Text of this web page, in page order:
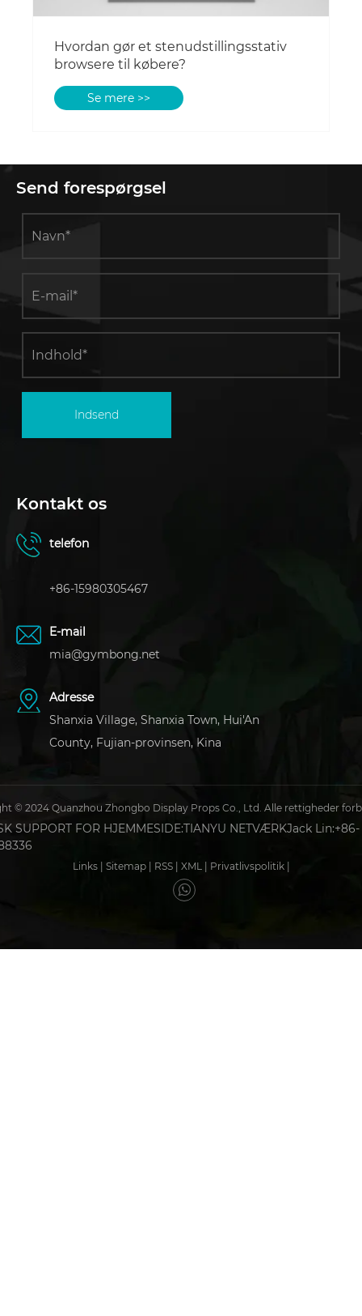
Hvordan gør et stenudstillingsstativ
browsere til købere?
Se mere >>
Send forespørgsel
Indsend
Kontakt os
telefon
+86-15980305467
E-mail
mia@gymbong.net
Adresse
Shanxia Village, Shanxia Town, Hui'An
County, Fujian-provinsen, Kina
© 2024 Quanzhou Zhongbo Display Props Co., Ltd. Alle rettigheder
SUPPORT FOR HJEMMESIDE:TIANYU NETVÆRKJack Lin:+86-
Links Sitemap RSS XML Privatlivspolitik